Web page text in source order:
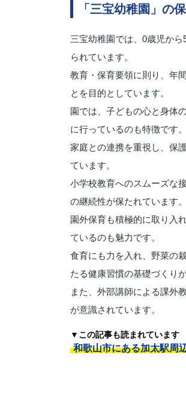
「三宝幼稚園」の
三宝幼稚園では、0歳児か
られています。
教育・保育要領に則り、年
とを目的としています。
園では、子どもの心と身体
に行っているのも特徴です。
家庭との連携を重視し、保
ています。
小学校教育へのスムーズな
の継続性が保たれています。
園外保育も積極的に取り入
ているのも魅力です。
食育にも力を入れ、野菜の
たる健康習慣の基礎づくり
また、外部講師による課外
が意識されています。
▼この記事も読まれています
和歌山市にある加太駅周